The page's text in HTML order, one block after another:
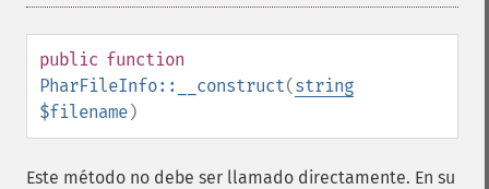
public function
PharFileInfo::__construct(string
$filename)
Este método no debe ser llamado directamente. En su